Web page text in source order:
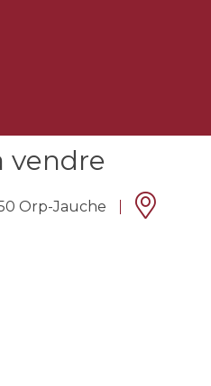
vendre
Orp-Jauche